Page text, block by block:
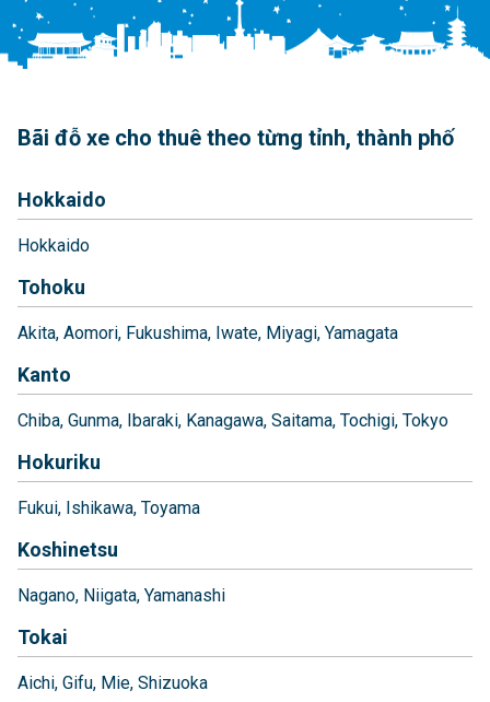
Bãi đỗ xe cho thuê theo từng tỉnh, thành phố
Hokkaido
Hokkaido
Tohoku
Akita Aomori Fukushima Iwate Miyagi Yamagata
Kanto
Chiba Gunma Ibaraki Kanagawa Saitama Tochigi Tokyo
Hokuriku
Fukui Ishikawa Toyama
Koshinetsu
Nagano Niigata Yamanashi
Tokai
Aichi Gifu Mie Shizuoka